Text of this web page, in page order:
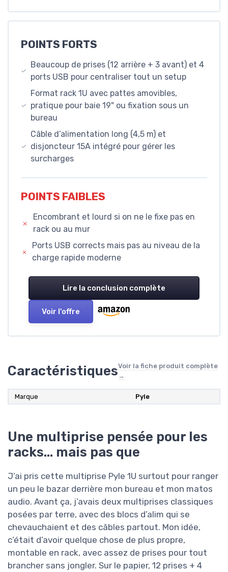
POINTS FORTS
Beaucoup de prises (12 arrière + 3 avant) et 4
ports USB pour centraliser tout un setup
Format rack 1U avec pattes amovibles,
pratique pour baie 19" ou fixation sous un
bureau
Câble d’alimentation long (4,5 m) et
disjoncteur 15A intégré pour gérer les
surcharges
POINTS FAIBLES
Encombrant et lourd si on ne le fixe pas en
rack ou au mur
Ports USB corrects mais pas au niveau de la
charge rapide moderne
Lire la conclusion complète
Voir l'offre
CaractéristiquesVoir la fiche produit complète
→
Marque Pyle
Une multiprise pensée pour les
racks… mais pas que
J’ai pris cette multiprise Pyle 1U surtout pour ranger
un peu le bazar derrière mon bureau et mon matos
audio. Avant ça, j’avais deux multiprises classiques
posées par terre, avec des blocs d’alim qui se
chevauchaient et des câbles partout. Mon idée,
c’était d’avoir quelque chose de plus propre,
montable en rack, avec assez de prises pour tout
brancher sans jongler. Sur le papier, 12 prises + 4